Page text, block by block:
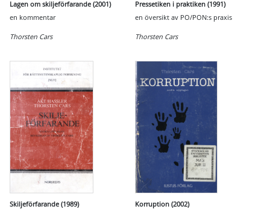
Lagen om skiljeförfarande (2001)
en kommentar
Thorsten Cars
Pressetiken i praktiken (1991)
en översikt av PO/PON:s praxis
Thorsten Cars
Skiljeförfarande (1989)
Korruption (2002)